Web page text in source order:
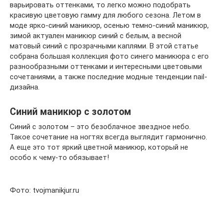
варьировать оттенками, то легко можно подобрать
красивую цветовую гамму для любого сезона. Летом в
моде ярко-синий маникюр, осенью темно-синий маникюр,
зимой актуален маникюр синий с белым, а весной
матовый синий с прозрачными каплями. В этой статье
собрана большая коллекция фото синего маникюра с его
разнообразными оттенками и интересными цветовыми
сочетаниями, а также последние модные тенденции nail-
дизайна.
Синий маникюр с золотом
Синий с золотом – это безоблачное звездное небо.
Такое сочетание на ногтях всегда выглядит гармонично.
А еще это тот яркий цветной маникюр, который не
особо к чему-то обязывает!
Фото: tvojmanikjur.ru